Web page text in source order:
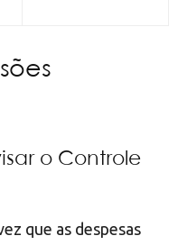
o Controle
que as despesas